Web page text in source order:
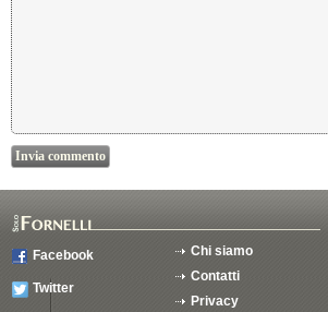
Facebook
Twitter
Chi siamo
Contatti
Privacy